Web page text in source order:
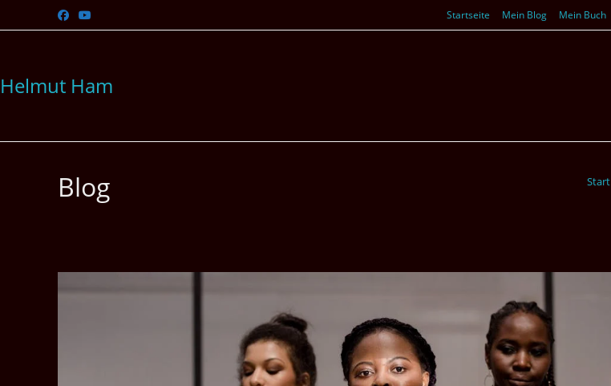
Inhalt
Startseite Mein Blog Mein Buch
Helmut Ham
Blog Start